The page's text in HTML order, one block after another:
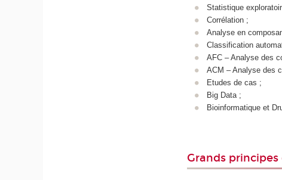
Statistique
Corrélation ;
Analyse en
Classification
AFC – Analyse des
ACM – Analyse des
Etudes de cas ;
Big Data ;
Bioinformatique et
Grands